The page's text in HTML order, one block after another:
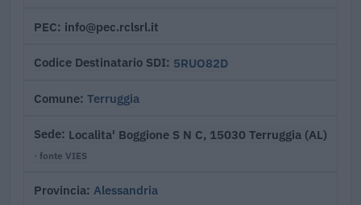
PEC info@pec.rclsrl.it
Codice Destinatario SDI 5RUO82D
Comune Terruggia
Sede Localita' Boggione S N C, 15030 Terruggia (AL)
· fonte VIES
Provincia Alessandria